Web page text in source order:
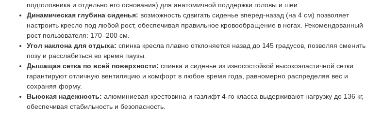
подголовника и отдельно его основания) для анатомичной поддержки головы и шеи.
Динамическая глубина сиденья: возможность сдвигать сиденье вперед-назад (на 4 см) позволяет
настроить кресло под любой рост, обеспечивая правильное кровообращение в ногах. Рекомендованный
рост пользователя: 170–200 см.
Угол наклона для отдыха: спинка кресла плавно отклоняется назад до 145 градусов, позволяя сменить
позу и расслабиться во время паузы.
Дышащая сетка по всей поверхности: спинка и сиденье из износостойкой высокоэластичной сетки
гарантируют отличную вентиляцию и комфорт в любое время года, равномерно распределяя вес и
сохраняя форму.
Высокая надежность: алюминиевая крестовина и газлифт 4-го класса выдерживают нагрузку до 136 кг,
обеспечивая стабильность и безопасность.